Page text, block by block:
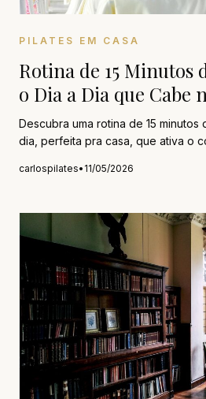
PILATES EM CASA
Rotina de 15 Minutos
o Dia a Dia que Cabe
Descubra uma rotina de 15 minutos
dia, perfeita pra casa, que ativa o
carlospilates• 11/05/2026